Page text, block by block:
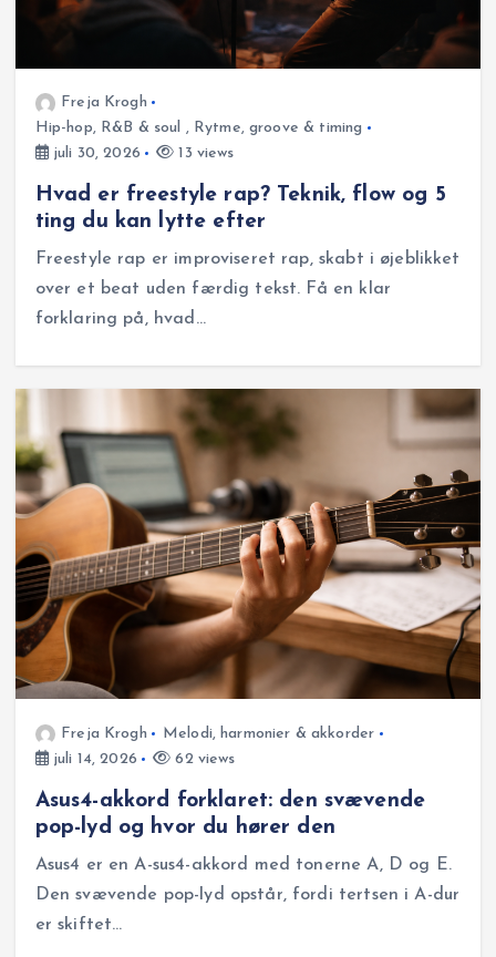
Freja Krogh
Hip-hop, R&B & soul
, Rytme, groove & timing
juli 30, 2026
13 views
Hvad er freestyle rap? Teknik, flow og 5
ting du kan lytte efter
Freestyle rap er improviseret rap, skabt i øjeblikket
over et beat uden færdig tekst. Få en klar
forklaring på, hvad…
Freja Krogh
Melodi, harmonier & akkorder
juli 14, 2026
62 views
Asus4-akkord forklaret: den svævende
pop-lyd og hvor du hører den
Asus4 er en A-sus4-akkord med tonerne A, D og E.
Den svævende pop-lyd opstår, fordi tertsen i A-dur
er skiftet…